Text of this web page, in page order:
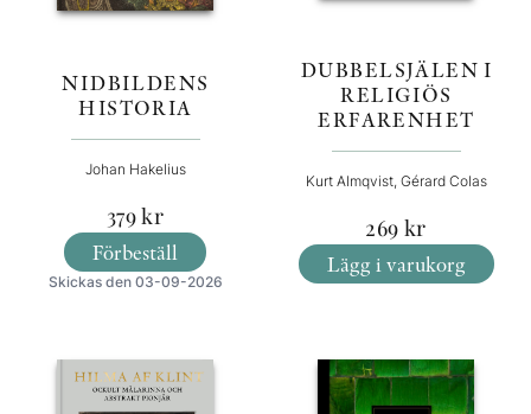
NIDBILDENS
HISTORIA
Johan Hakelius
379kr
Förbeställ
Skickas den 03-09-2026
DUBBELSJÄLEN I
RELIGIÖS
ERFARENHET
Kurt Almqvist, Gérard Colas
269 kr
Lägg i varukorg